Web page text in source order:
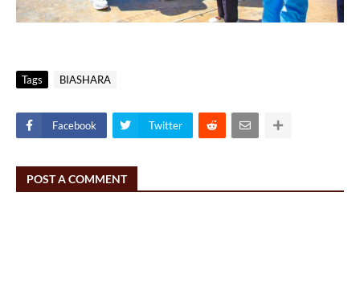
Tags BIASHARA
Facebook Twitter
POST A COMMENT